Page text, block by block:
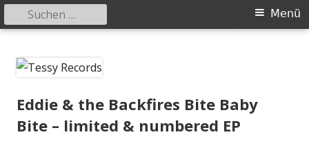
zum
Primäres
Menü
Suchen
nach:
Eddie & the Backfires Bite Baby
Bite – limited & numbered EP